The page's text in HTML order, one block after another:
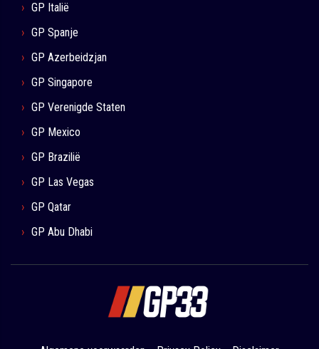
GP Italië
GP Spanje
GP Azerbeidzjan
GP Singapore
GP Verenigde Staten
GP Mexico
GP Brazilië
GP Las Vegas
GP Qatar
GP Abu Dhabi